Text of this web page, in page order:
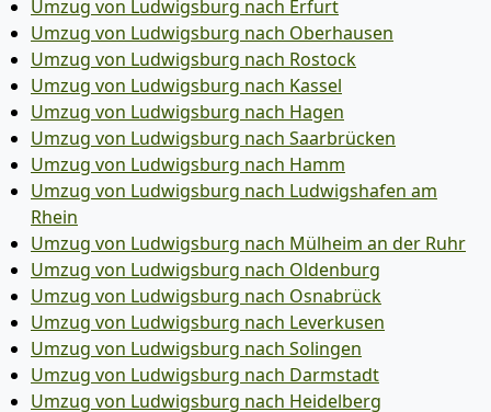
Umzug von Ludwigsburg nach Erfurt
Umzug von Ludwigsburg nach Oberhausen
Umzug von Ludwigsburg nach Rostock
Umzug von Ludwigsburg nach Kassel
Umzug von Ludwigsburg nach Hagen
Umzug von Ludwigsburg nach Saarbrücken
Umzug von Ludwigsburg nach Hamm
Umzug von Ludwigsburg nach Ludwigshafen am
Rhein
Umzug von Ludwigsburg nach Mülheim an der Ruhr
Umzug von Ludwigsburg nach Oldenburg
Umzug von Ludwigsburg nach Osnabrück
Umzug von Ludwigsburg nach Leverkusen
Umzug von Ludwigsburg nach Solingen
Umzug von Ludwigsburg nach Darmstadt
Umzug von Ludwigsburg nach Heidelberg